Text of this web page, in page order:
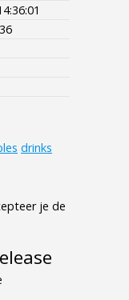
drinks
je de